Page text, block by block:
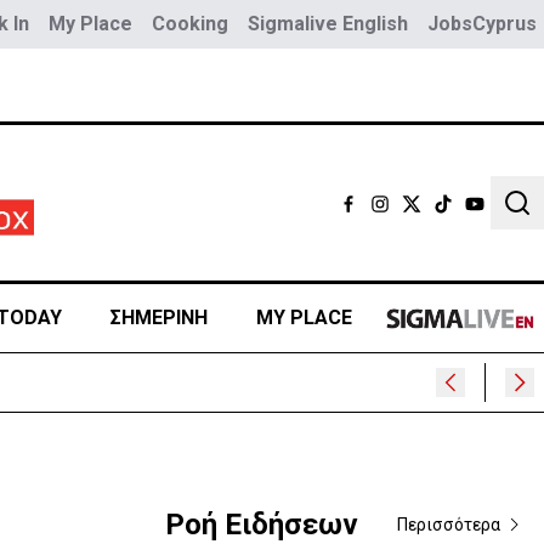
In My Place Cooking Sigmalive English JobsCyprus
ΣΗΜΕΡΙΝΗ MY PLACE
Ροή Ειδήσεων Περισσότερα